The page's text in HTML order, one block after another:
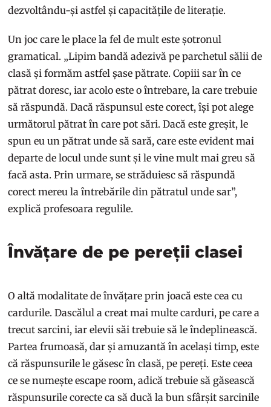
dezvoltându-și astfel și capacitățile de literație.
Un joc care le place la fel de mult este șotronul
gramatical. „Lipim bandă adezivă pe parchetul sălii de
clasă și formăm astfel șase pătrate. Copiii sar în ce
pătrat doresc, iar acolo este o întrebare, la care trebuie
să răspundă. Dacă răspunsul este corect, își pot alege
următorul pătrat în care pot sări. Dacă este greșit, le
spun eu un pătrat unde să sară, care este evident mai
departe de locul unde sunt și le vine mult mai greu să
facă asta. Prin urmare, se străduiesc să răspundă
corect mereu la întrebările din pătratul unde sar”,
explică profesoara regulile.
Învățare de pe pereții clasei
O altă modalitate de învățare prin joacă este cea cu
cardurile. Dascălul a creat mai multe carduri, pe care a
trecut sarcini, iar elevii săi trebuie să le îndeplinească.
Partea frumoasă, dar și amuzantă în același timp, este
că răspunsurile le găsesc în clasă, pe pereți. Este ceea
ce se numește escape room, adică trebuie să găsească
răspunsurile corecte ca să ducă la bun sfârșit sarcinile